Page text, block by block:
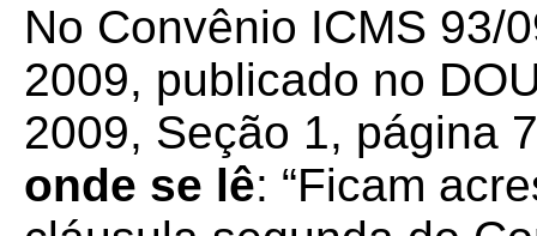
No Convênio ICMS 93/
2009, publicado no
2009, Seção 1, página
onde se lê: “Ficam